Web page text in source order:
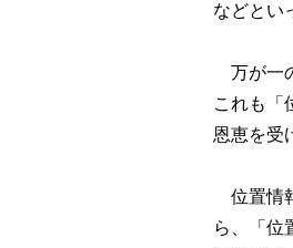
などとい
万が一
これも「
恩恵を受
位置情
ら、「位